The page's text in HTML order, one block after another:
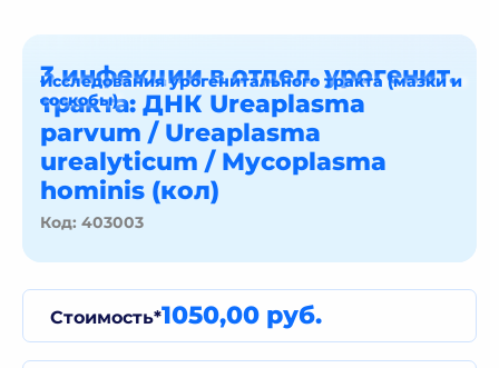
3 инфекции в отдел. урогенит.
тракта: ДНК Ureaplasma
parvum / Ureaplasma
urealyticum / Mycoplasma
hominis (кол)
Код: 403003
Исследования урогенитального тракта (мазки и
соскобы)
Стоимость*1050,00 руб.